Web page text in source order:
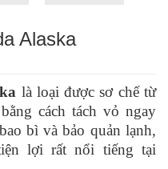
Alaska
là loại được sơ chế từ
cách tách vỏ ngay
bì và bảo quản lạnh,
lợi rất nổi tiếng tại